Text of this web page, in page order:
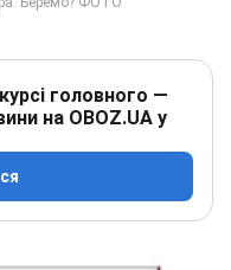
головного —
на OBOZ.UA у